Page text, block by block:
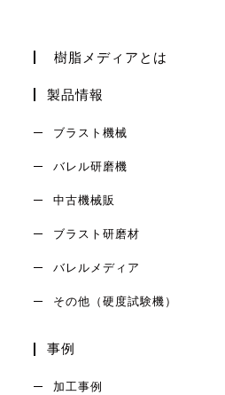
樹脂メディアとは
製品情報
ブラスト機械
バレル研磨機
中古機械販
ブラスト研磨材
バレルメディア
その他（硬度試験機）
事例
加工事例